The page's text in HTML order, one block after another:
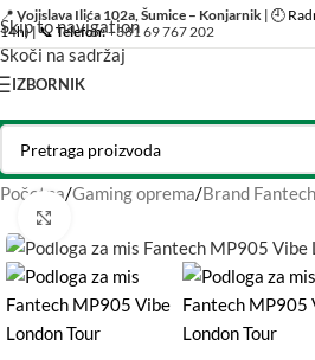
Skip to navigation
Skoči na sadržaj
📍 Vojislava Ilića 102a, Šumice – Konjarnik | 🕘
14h) | 📞Telefon:+381 69 767 202
IZBORNIK
Početna/Gaming oprema/Brand Fantech